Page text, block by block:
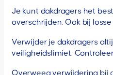
Je kunt dakdragers het
overschrijden. Ook bij
Verwijder je dakdragers
veiligheidslimiet.